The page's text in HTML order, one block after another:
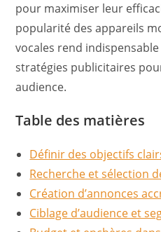
pour maximiser leur
popularité des appareils
vocales rend
stratégies publicitaires
audience.
Table des matières
Définir des objectifs
Recherche et sélection
Création d’annonces
Ciblage d’audience et